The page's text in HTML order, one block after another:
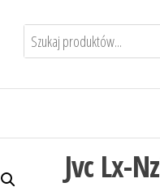
Jvc Lx-